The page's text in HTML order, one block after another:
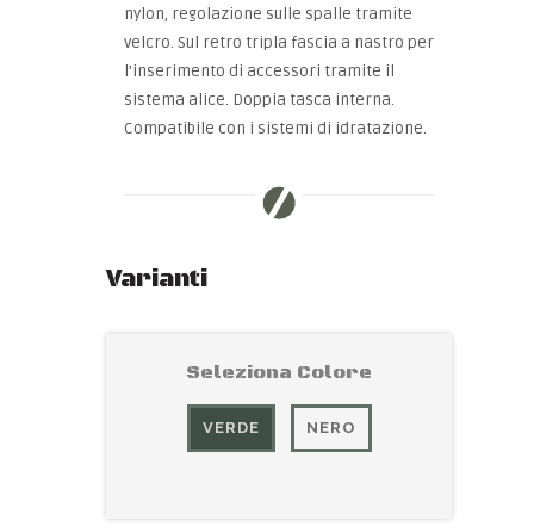
nylon, regolazione sulle spalle tramite
velcro. Sul retro tripla fascia a nastro per
l’inserimento di accessori tramite il
sistema alice. Doppia tasca interna.
Compatibile con i sistemi di idratazione.
Varianti
Seleziona Colore
VERDE NERO